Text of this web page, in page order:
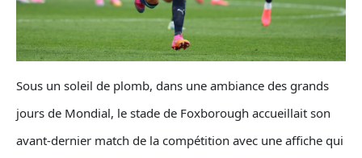
Sous un soleil de plomb, dans une ambiance des grands
jours de Mondial, le stade de Foxborough accueillait son
avant-dernier match de la compétition avec une affiche qui